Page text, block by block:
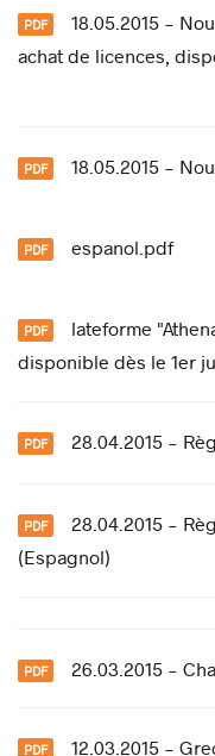
18.05.2015 -
achat de licences,
18.05.2015 -
espanol.pdf
lateforme
disponible dès le 1er
28.04.2015 -
28.04.2015 -
(Espagnol)
26.03.2015 -
12.03.2015 -